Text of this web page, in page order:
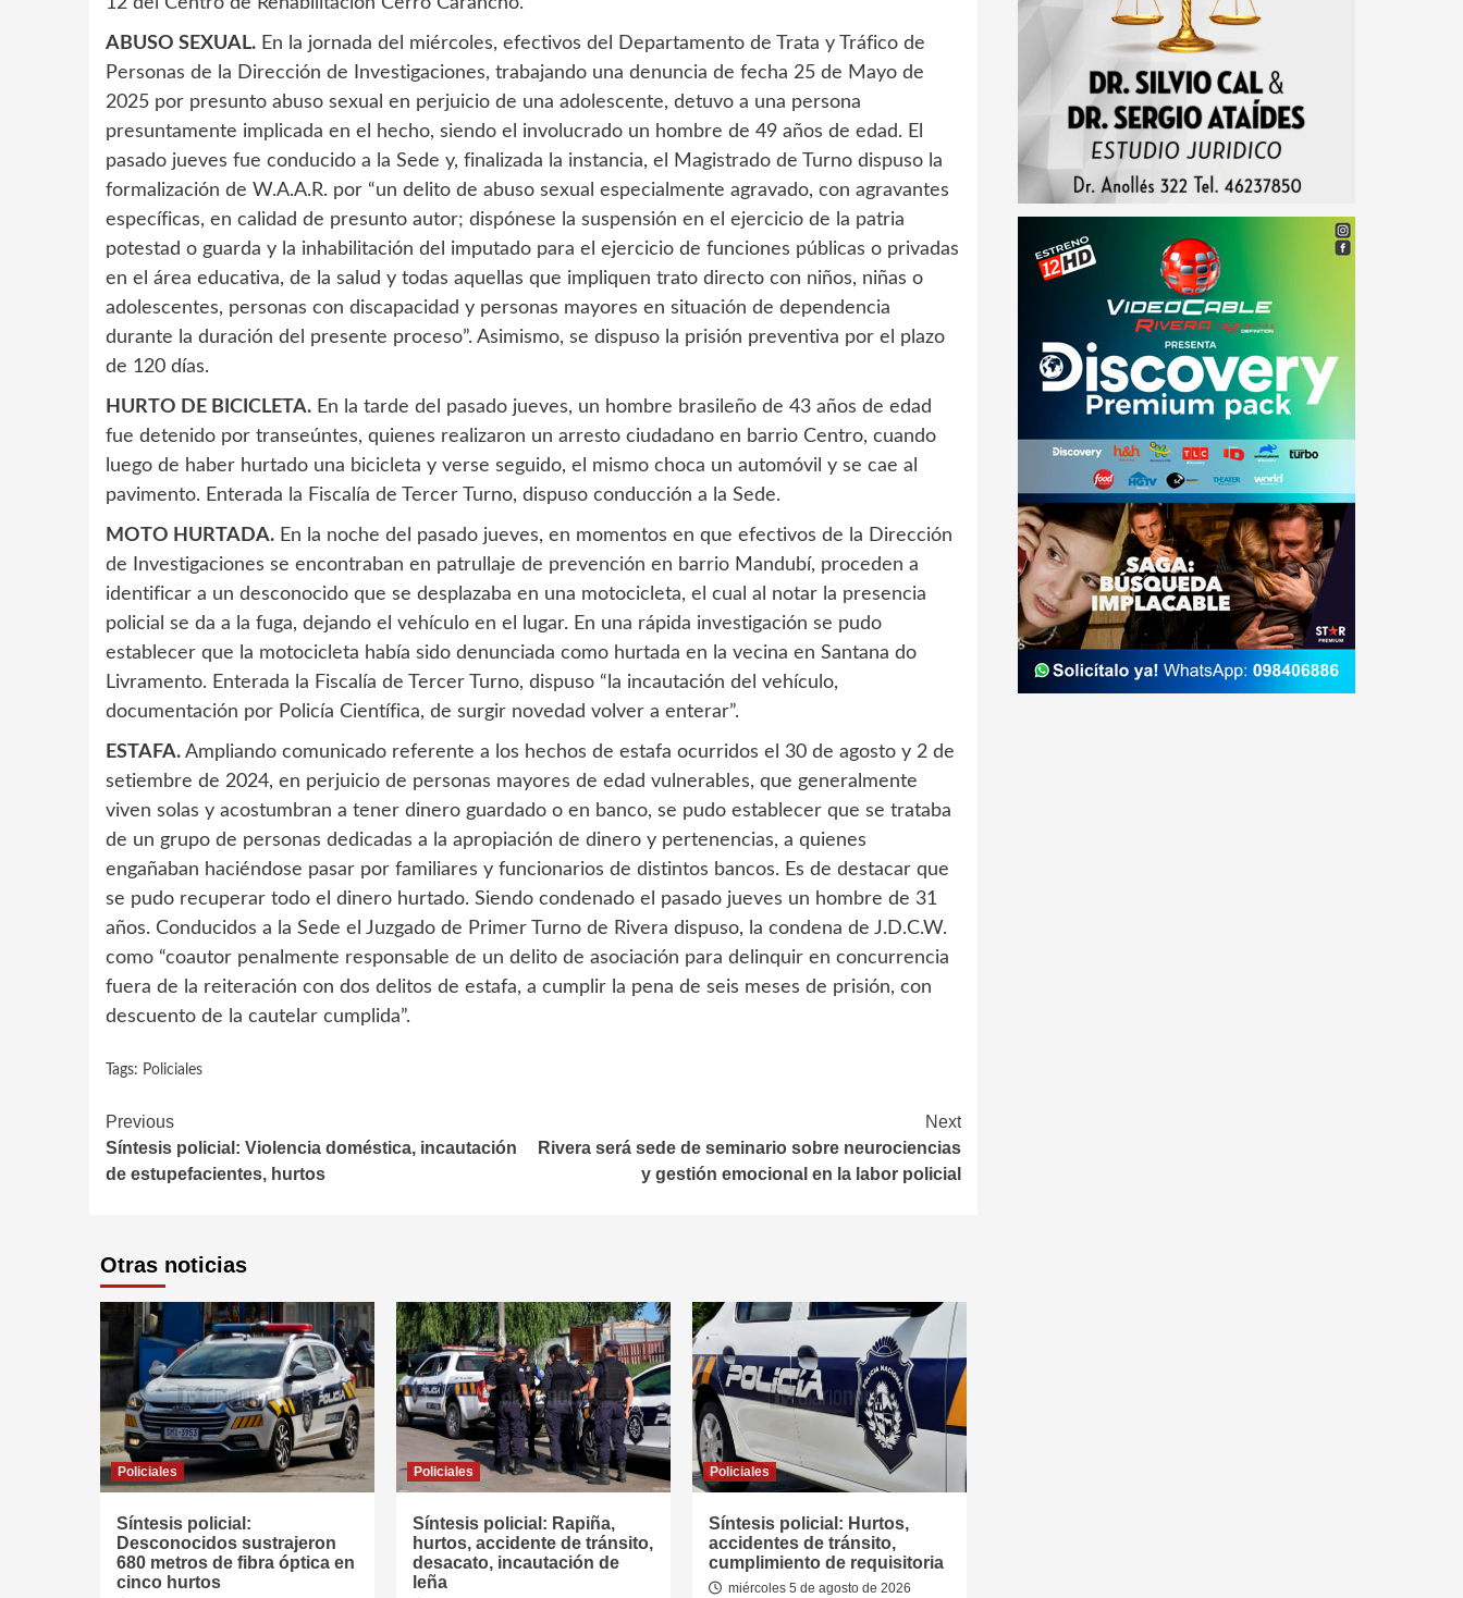
ABUSO SEXUAL. En la jornada del miércoles, efectivos del Departamento de Trata y Tráfico de
Personas de la Dirección de Investigaciones, trabajando una denuncia de fecha 25 de Mayo de
2025 por presunto abuso sexual en perjuicio de una adolescente, detuvo a una persona
presuntamente implicada en el hecho, siendo el involucrado un hombre de 49 años de edad. El
pasado jueves fue conducido a la Sede y, finalizada la instancia, el Magistrado de Turno dispuso la
formalización de W.A.A.R. por “un delito de abuso sexual especialmente agravado, con agravantes
específicas, en calidad de presunto autor; dispónese la suspensión en el ejercicio de la patria
potestad o guarda y la inhabilitación del imputado para el ejercicio de funciones públicas o privadas
en el área educativa, de la salud y todas aquellas que impliquen trato directo con niños, niñas o
adolescentes, personas con discapacidad y personas mayores en situación de dependencia
durante la duración del presente proceso”. Asimismo, se dispuso la prisión preventiva por el plazo
de 120 días.
HURTO DE BICICLETA. En la tarde del pasado jueves, un hombre brasileño de 43 años de edad
fue detenido por transeúntes, quienes realizaron un arresto ciudadano en barrio Centro, cuando
luego de haber hurtado una bicicleta y verse seguido, el mismo choca un automóvil y se cae al
pavimento. Enterada la Fiscalía de Tercer Turno, dispuso conducción a la Sede.
MOTO HURTADA. En la noche del pasado jueves, en momentos en que efectivos de la Dirección
de Investigaciones se encontraban en patrullaje de prevención en barrio Mandubí, proceden a
identificar a un desconocido que se desplazaba en una motocicleta, el cual al notar la presencia
policial se da a la fuga, dejando el vehículo en el lugar. En una rápida investigación se pudo
establecer que la motocicleta había sido denunciada como hurtada en la vecina en Santana do
Livramento. Enterada la Fiscalía de Tercer Turno, dispuso “la incautación del vehículo,
documentación por Policía Científica, de surgir novedad volver a enterar”.
ESTAFA. Ampliando comunicado referente a los hechos de estafa ocurridos el 30 de agosto y 2 de
setiembre de 2024, en perjuicio de personas mayores de edad vulnerables, que generalmente
viven solas y acostumbran a tener dinero guardado o en banco, se pudo establecer que se trataba
de un grupo de personas dedicadas a la apropiación de dinero y pertenencias, a quienes
engañaban haciéndose pasar por familiares y funcionarios de distintos bancos. Es de destacar que
se pudo recuperar todo el dinero hurtado. Siendo condenado el pasado jueves un hombre de 31
años. Conducidos a la Sede el Juzgado de Primer Turno de Rivera dispuso, la condena de J.D.C.W.
como “coautor penalmente responsable de un delito de asociación para delinquir en concurrencia
fuera de la reiteración con dos delitos de estafa, a cumplir la pena de seis meses de prisión, con
descuento de la cautelar cumplida”.
Tags: Policiales
Continue
Reading
Previous
Síntesis policial: Violencia doméstica, incautación
de estupefacientes, hurtos
Next
Rivera será sede de seminario sobre neurociencias
y gestión emocional en la labor policial
Otras noticias
Policiales
Síntesis policial:
Desconocidos sustrajeron
680 metros de fibra óptica en
cinco hurtos
Policiales
Síntesis policial: Rapiña,
hurtos, accidente de tránsito,
desacato, incautación de
leña
Policiales
Síntesis policial: Hurtos,
accidentes de tránsito,
cumplimiento de requisitoria
miércoles 5 de agosto de 2026